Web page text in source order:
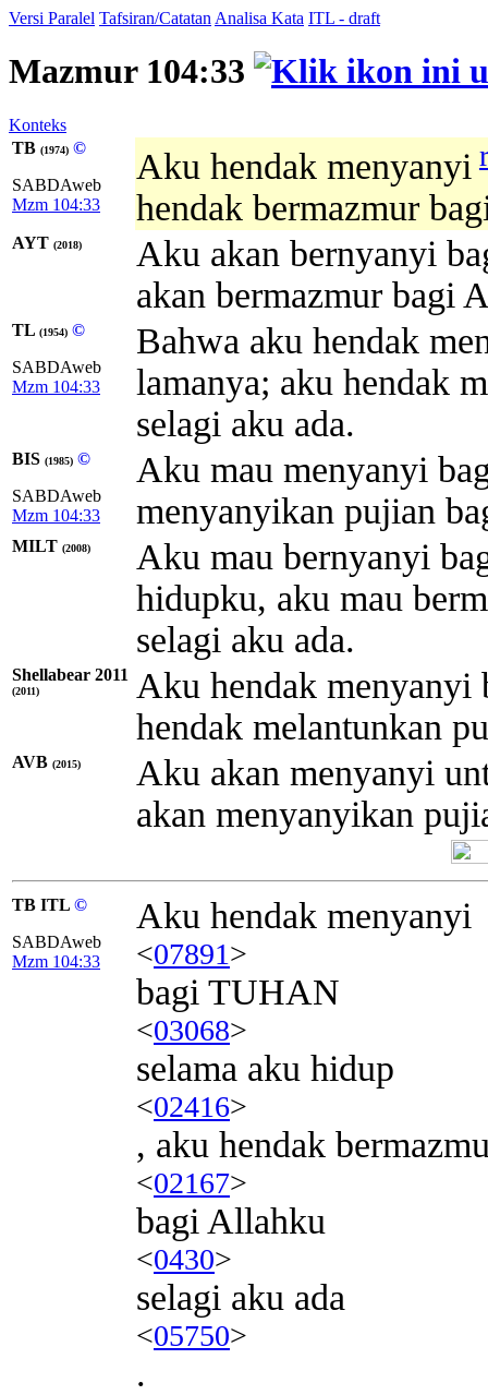
Versi Paralel Tafsiran/Catatan Analisa Kata ITL - draft
Mazmur 104:33
Konteks
TB (1974) ©
SABDAweb
Mzm 104:33
Aku hendak menyanyi r
hendak bermazmur
AYT (2018)
Aku akan bernyanyi
akan bermazmur bagi
TL (1954) ©
SABDAweb
Mzm 104:33
Bahwa aku hendak
lamanya; aku hendak
selagi aku ada.
BIS (1985) ©
SABDAweb
Mzm 104:33
Aku mau menyanyi
menyanyikan pujian
MILT (2008)
Aku mau bernyanyi
hidupku, aku mau
selagi aku ada.
Shellabear 2011
(2011)
Aku hendak
hendak melantunkan
AVB (2015)
Aku akan menyanyi
akan menyanyikan
TB ITL ©
SABDAweb
Mzm 104:33
Aku hendak menyanyi
<07891>
bagi TUHAN
<03068>
selama aku hidup
<02416>
, aku hendak
<02167>
bagi Allahku
<0430>
selagi aku ada
<05750>
.